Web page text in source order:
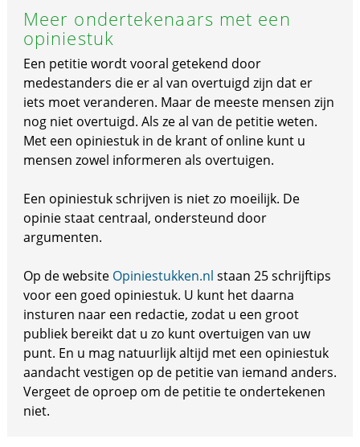
Meer ondertekenaars met een
opiniestuk
Een petitie wordt vooral getekend door
medestanders die er al van overtuigd zijn dat er
iets moet veranderen. Maar de meeste mensen zijn
nog niet overtuigd. Als ze al van de petitie weten.
Met een opiniestuk in de krant of online kunt u
mensen zowel informeren als overtuigen.
Een opiniestuk schrijven is niet zo moeilijk. De
opinie staat centraal, ondersteund door
argumenten.
Op de website Opiniestukken.nl staan 25 schrijftips
voor een goed opiniestuk. U kunt het daarna
insturen naar een redactie, zodat u een groot
publiek bereikt dat u zo kunt overtuigen van uw
punt. En u mag natuurlijk altijd met een opiniestuk
aandacht vestigen op de petitie van iemand anders.
Vergeet de oproep om de petitie te ondertekenen
niet.